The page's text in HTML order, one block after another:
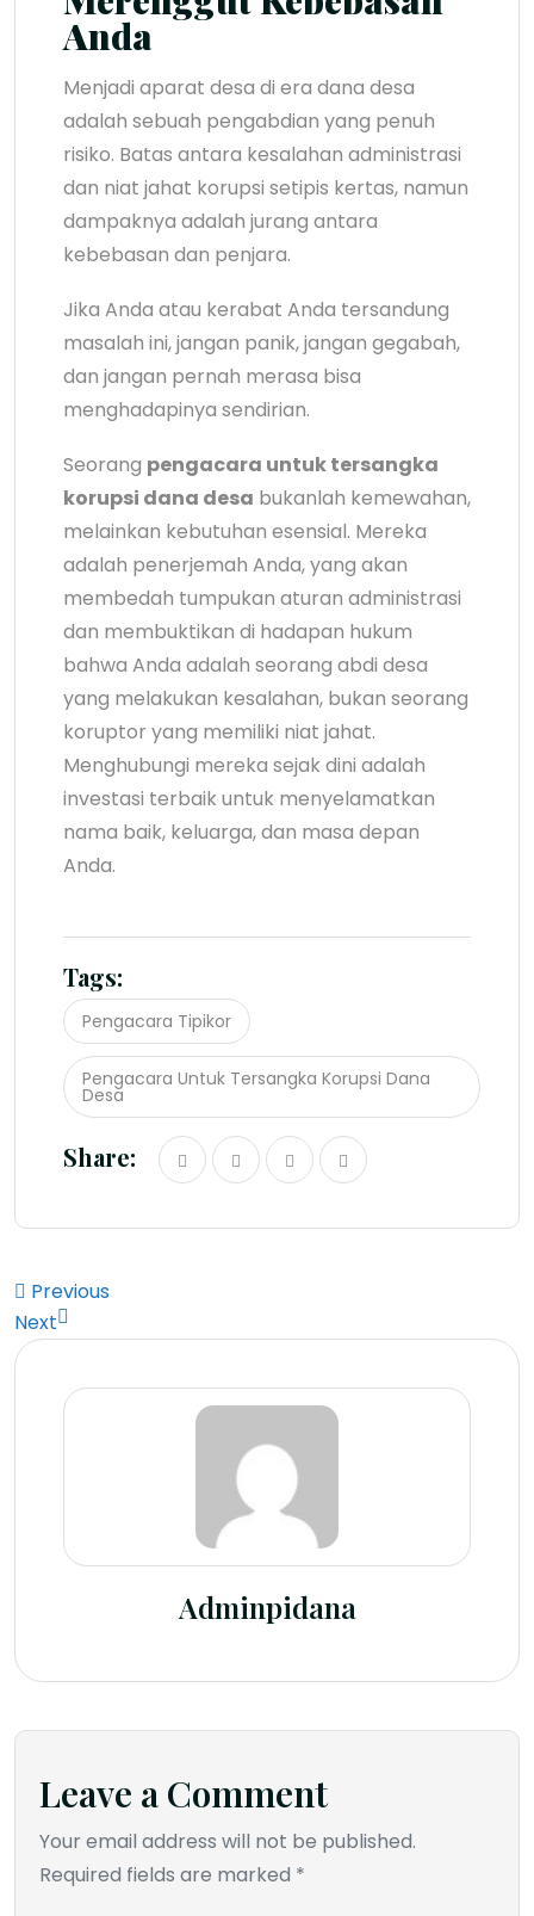
Anda
Menjadi aparat desa di era dana desa
adalah sebuah pengabdian yang penuh
risiko. Batas antara kesalahan administrasi
dan niat jahat korupsi setipis kertas, namun
dampaknya adalah jurang antara
kebebasan dan penjara.
Jika Anda atau kerabat Anda tersandung
masalah ini, jangan panik, jangan gegabah,
dan jangan pernah merasa bisa
menghadapinya sendirian.
Seorang pengacara untuk tersangka
korupsi dana desa bukanlah kemewahan,
melainkan kebutuhan esensial. Mereka
adalah penerjemah Anda, yang akan
membedah tumpukan aturan administrasi
dan membuktikan di hadapan hukum
bahwa Anda adalah seorang abdi desa
yang melakukan kesalahan, bukan seorang
koruptor yang memiliki niat jahat.
Menghubungi mereka sejak dini adalah
investasi terbaik untuk menyelamatkan
nama baik, keluarga, dan masa depan
Anda.
Tags:
Pengacara Tipikor
Pengacara Untuk Tersangka Korupsi Dana
Desa
Share:
Previous
Next
Adminpidana
Leave a Comment
Your email address will not be published.
Required fields are marked *